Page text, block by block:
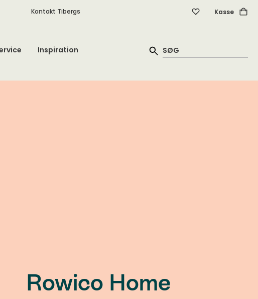
Kontakt Tibergs Kasse
Inspiration
Rowico Home